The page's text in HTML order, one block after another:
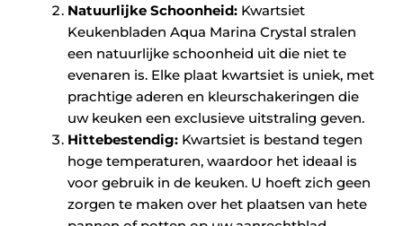
Natuurlijke Schoonheid: Kwartsiet
Keukenbladen Aqua Marina Crystal stralen
een natuurlijke schoonheid uit die niet te
evenaren is. Elke plaat kwartsiet is uniek, met
prachtige aderen en kleurschakeringen die
uw keuken een exclusieve uitstraling geven.
Hittebestendig: Kwartsiet is bestand tegen
hoge temperaturen, waardoor het ideaal is
voor gebruik in de keuken. U hoeft zich geen
zorgen te maken over het plaatsen van hete